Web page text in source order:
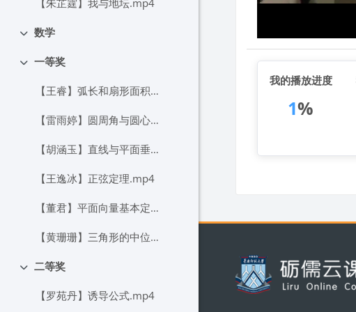
折叠
数学
一等奖
【王睿】弧长和扇形面积（第1课时）.mp4
【雷雨婷】圆周角与圆心角的关系.mp4
【胡涵玉】直线与平面垂直（1）.mp4
【王逸冰】正弦定理.mp4
【董君】平面向量基本定理.mp4
【黄珊珊】三角形的中位线 .mp4
折叠
二等奖
【罗苑丹】诱导公式.mp4
我的播放进度
1%
版块